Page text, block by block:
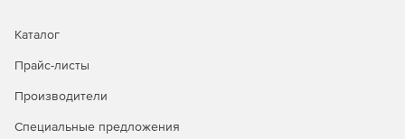
Каталог
Прайс-листы
Производители
Специальные предложения